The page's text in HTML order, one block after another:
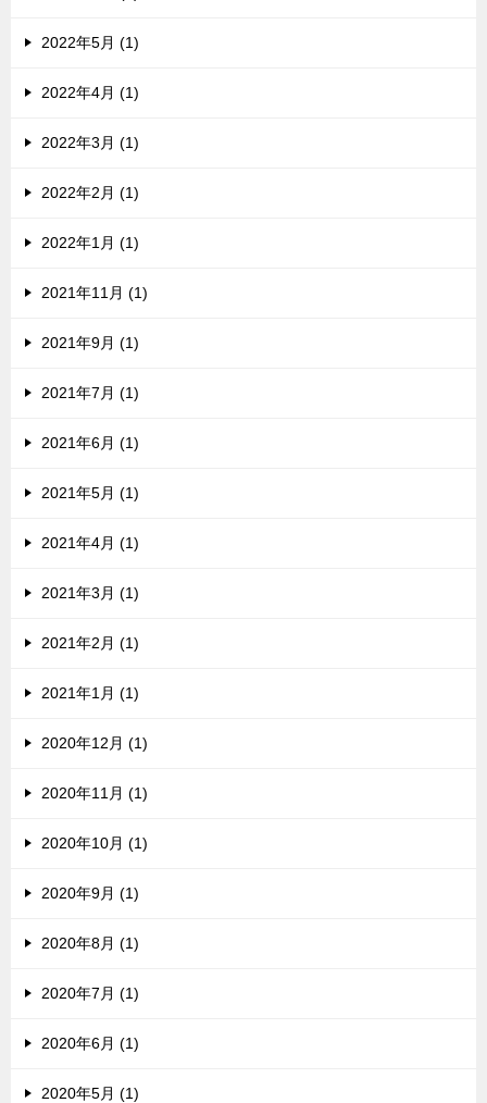
2022年5月 (1)
2022年4月 (1)
2022年3月 (1)
2022年2月 (1)
2022年1月 (1)
2021年11月 (1)
2021年9月 (1)
2021年7月 (1)
2021年6月 (1)
2021年5月 (1)
2021年4月 (1)
2021年3月 (1)
2021年2月 (1)
2021年1月 (1)
2020年12月 (1)
2020年11月 (1)
2020年10月 (1)
2020年9月 (1)
2020年8月 (1)
2020年7月 (1)
2020年6月 (1)
2020年5月 (1)